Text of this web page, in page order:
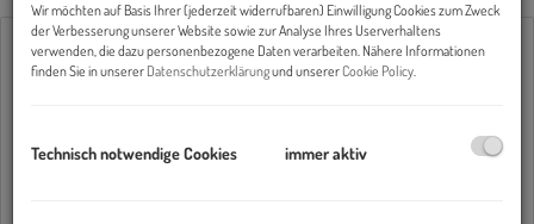
Alle Wohnen Gewerbe Anlage
Alle
Miete Kauf
Wir möchten auf Basis Ihrer (jederzeit widerrufbaren) Einwilligung Cookies zum Zweck
der Verbesserung unserer Website sowie zur Analyse Ihres Userverhaltens
verwenden, die dazu personenbezogene Daten verarbeiten. Nähere Informationen
finden Sie in unserer Datenschutzerklärungund unsererCookie Policy.
Technisch notwendige Cookies immer aktiv